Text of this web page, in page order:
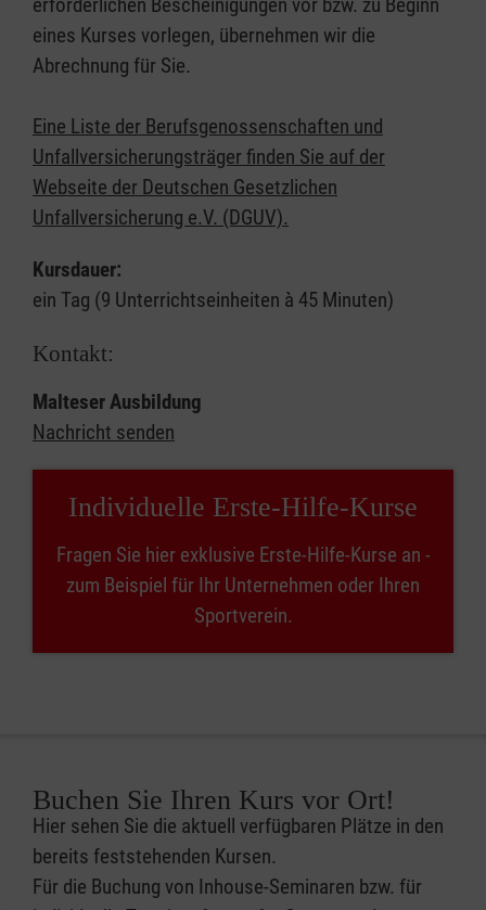
erforderlichen Bescheinigungen vor bzw. zu Beginn
eines Kurses vorlegen, übernehmen wir die
Abrechnung für Sie.
Eine Liste der Berufsgenossenschaften und
Unfallversicherungsträger finden Sie auf der
Webseite der Deutschen Gesetzlichen
Unfallversicherung e.V. (DGUV).
Kursdauer:
ein Tag (9 Unterrichtseinheiten à 45 Minuten)
Kontakt:
Malteser Ausbildung
Nachricht senden
Individuelle Erste-Hilfe-Kurse
Fragen Sie hier exklusive Erste-Hilfe-Kurse an -
zum Beispiel für Ihr Unternehmen oder Ihren
Sportverein.
Buchen Sie Ihren Kurs vor Ort!
Hier sehen Sie die aktuell verfügbaren Plätze in den
bereits feststehenden Kursen.
Für die Buchung von Inhouse-Seminaren bzw. für